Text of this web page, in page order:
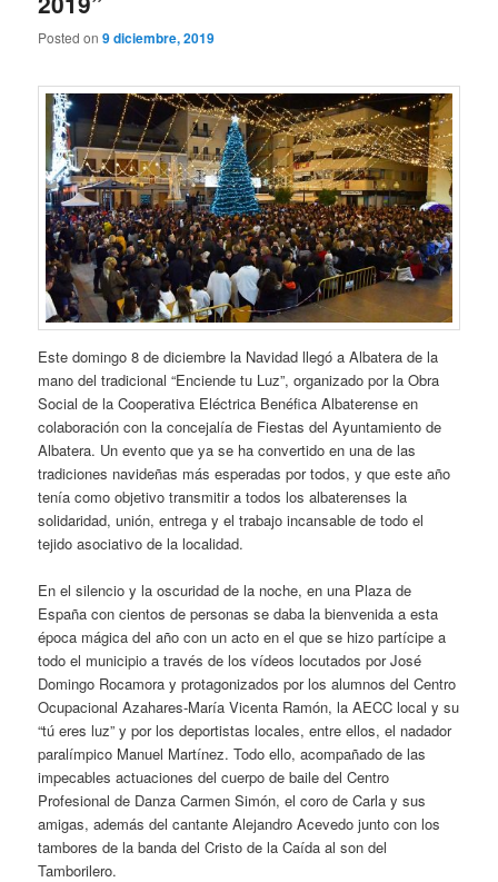
Posted on9 diciembre, 2019
Este domingo 8 de diciembre la Navidad llegó a Albatera de la
mano del tradicional “Enciende tu Luz”, organizado por la Obra
Social de la Cooperativa Eléctrica Benéfica Albaterense en
colaboración con la concejalía de Fiestas del Ayuntamiento de
Albatera. Un evento que ya se ha convertido en una de las
tradiciones navideñas más esperadas por todos, y que este año
tenía como objetivo transmitir a todos los albaterenses la
solidaridad, unión, entrega y el trabajo incansable de todo el
tejido asociativo de la localidad.
En el silencio y la oscuridad de la noche, en una Plaza de
España con cientos de personas se daba la bienvenida a esta
época mágica del año con un acto en el que se hizo partícipe a
todo el municipio a través de los vídeos locutados por José
Domingo Rocamora y protagonizados por los alumnos del Centro
Ocupacional Azahares-María Vicenta Ramón, la AECC local y su
“tú eres luz” y por los deportistas locales, entre ellos, el nadador
paralímpico Manuel Martínez. Todo ello, acompañado de las
impecables actuaciones del cuerpo de baile del Centro
Profesional de Danza Carmen Simón, el coro de Carla y sus
amigas, además del cantante Alejandro Acevedo junto con los
tambores de la banda del Cristo de la Caída al son del
Tamborilero.